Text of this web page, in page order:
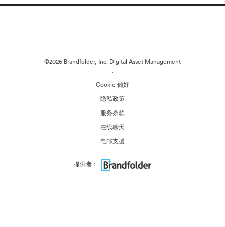
©2026 Brandfolder, Inc. Digital Asset Management
·
Cookie 偏好
隐私政策
服务条款
在线聊天
电邮支援
提供者：